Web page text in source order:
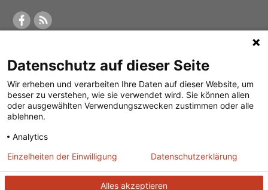
Was ist der Merkur?
Herausgeber /
Redaktion
Verlag
Alle Abos im Überblick
Print-Abo
Digital-Abo
Abo kündigen
Vertrag widerrufen
Impressum
Datenschutz
Mediadaten
Datenschutz auf dieser Seite
Wir erheben und verarbeiten Ihre Daten auf dieser Website, um
besser zu verstehen, wie sie verwendet wird. Sie können allen
oder ausgewählten Verwendungszwecken zustimmen oder alle
ablehnen.
Analytics
Alles akzeptieren
Einzelheiten der Einwilligung Datenschutzerklärung